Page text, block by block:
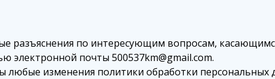
разъяснения по интересующим вопросам,
электронной почты 500537km@gmail.com.
любые изменения политики обработки персональных